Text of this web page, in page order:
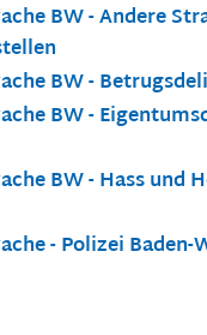
BW - Andere
BW -
BW -
BW - Hass und
- Polizei